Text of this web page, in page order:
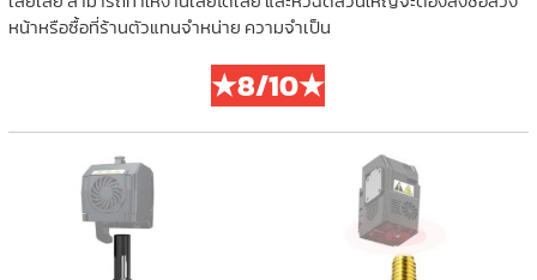
หน้าหรือซื้อที่ร้านตัวแทนจำหน่าย ความจำเป็น
★8/10★